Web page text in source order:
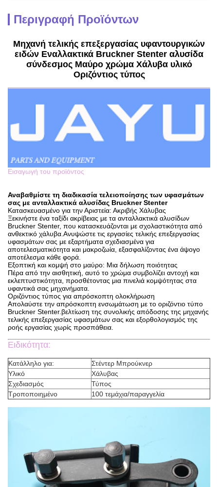
Περιγραφή Προϊόντων
Μηχανή τελικής επεξεργασίας υφαντουργικών
ειδών Εναλλακτικά Bruckner Stenter αλυσίδα
σύνδεσμος Μαύρο χρώμα Χάλυβα υλικό
Οριζόντιος τύπος
Εισαγωγή του προϊόντος
Αναβαθμίστε τη διαδικασία τελειοποίησης των υφασμάτων
σας με ανταλλακτικά αλυσίδας Bruckner Stenter
Κατασκευασμένο για την Αριστεία: Ακριβής Χάλυβας
Ξεκινήστε ένα ταξίδι ακρίβειας με τα ανταλλακτικά αλυσίδων
Bruckner Stenter, που κατασκευάζονται με σχολαστικότητα από
ανθεκτικό χάλυβα.Ανυψώστε τις εργασίες τελικής επεξεργασίας
υφασμάτων σας με εξαρτήματα σχεδιασμένα για
αποτελεσματικότητα και μακροζωία, εξασφαλίζοντας ένα άψογο
αποτέλεσμα κάθε φορά.
Εξοπτική και κομψή στο μαύρο: Μια δήλωση ποιότητας
Πέρα από την αισθητική, αυτό το χρώμα συμβολίζει αντοχή και
εκλεπτυστικότητα, προσθέτοντας μια πινελιά κομψότητας στα
υφαντικά σας μηχανήματα.
Οριζόντιος τύπος για απρόσκοπτη ολοκλήρωση
Απολαύστε την απρόσκοπτη ενσωμάτωση με το οριζόντιο τύπο
Bruckner Stenter.βελτίωση της συνολικής απόδοσης της μηχανής
τελικής επεξεργασίας υφασμάτων σας και εξορθολογισμός της
ροής εργασίας χωρίς προσπάθεια.
Ειδικότητα:
Κατάλληλο για:
Στέντερ Μπρούκνερ
Υλικό
Χάλυβας
Σχεδιασμός
Τύπος
Τροποποιημένο
100 τεμάχια/παραγγελία